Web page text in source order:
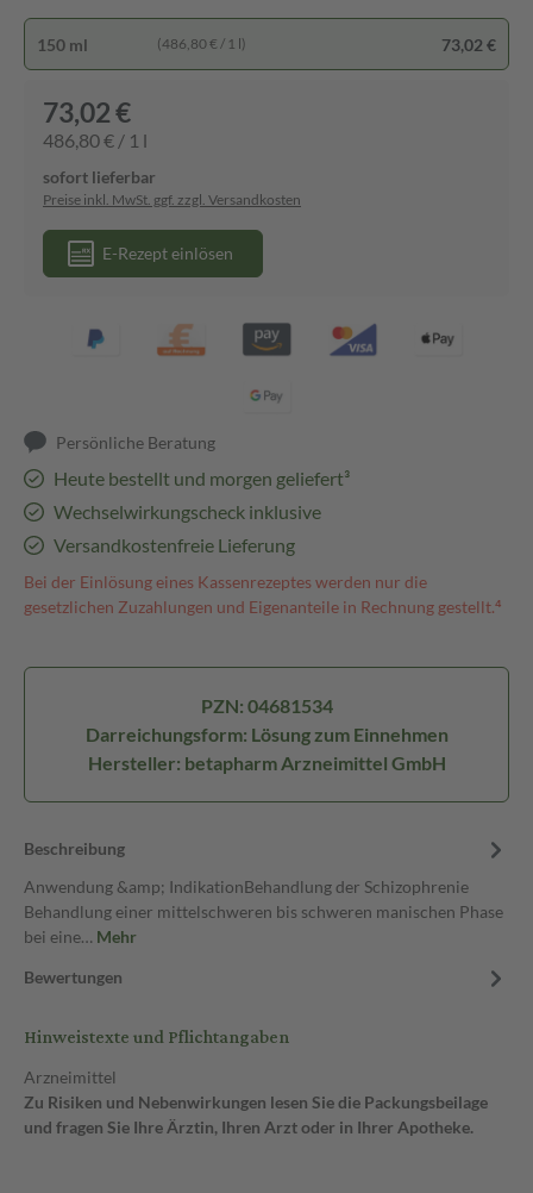
150 ml (486,80 € / 1 l) 73,02 €
73,02 €
486,80 € / 1 l
sofort lieferbar
Preise inkl. MwSt. ggf. zzgl. Versandkosten
E-Rezept einlösen
Persönliche Beratung
Heute bestellt und morgen geliefert³
Wechselwirkungscheck inklusive
Versandkostenfreie Lieferung
Bei der Einlösung eines Kassenrezeptes werden nur die
gesetzlichen Zuzahlungen und Eigenanteile in Rechnung gestellt.⁴
PZN: 04681534
Darreichungsform: Lösung zum Einnehmen
Hersteller: betapharm Arzneimittel GmbH
Beschreibung
Anwendung &amp; IndikationBehandlung der Schizophrenie
Behandlung einer mittelschweren bis schweren manischen Phase
bei eine… Mehr
Bewertungen
Hinweistexte und Pflichtangaben
Arzneimittel
Zu Risiken und Nebenwirkungen lesen Sie die Packungsbeilage
und fragen Sie Ihre Ärztin, Ihren Arzt oder in Ihrer Apotheke.